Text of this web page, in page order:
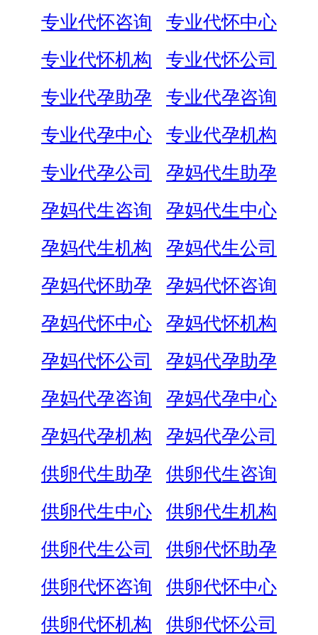
专业代怀咨询
专业代怀中心
专业代怀机构
专业代怀公司
专业代孕助孕
专业代孕咨询
专业代孕中心
专业代孕机构
专业代孕公司
孕妈代生助孕
孕妈代生咨询
孕妈代生中心
孕妈代生机构
孕妈代生公司
孕妈代怀助孕
孕妈代怀咨询
孕妈代怀中心
孕妈代怀机构
孕妈代怀公司
孕妈代孕助孕
孕妈代孕咨询
孕妈代孕中心
孕妈代孕机构
孕妈代孕公司
供卵代生助孕
供卵代生咨询
供卵代生中心
供卵代生机构
供卵代生公司
供卵代怀助孕
供卵代怀咨询
供卵代怀中心
供卵代怀机构
供卵代怀公司